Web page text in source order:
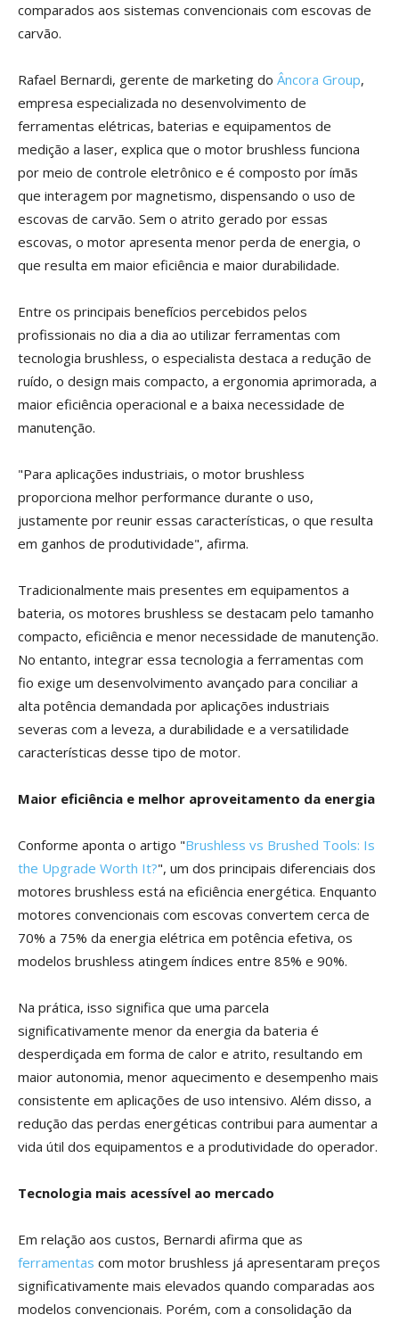
comparados aos sistemas convencionais com escovas de
carvão.
Rafael Bernardi, gerente de marketing do Âncora Group,
empresa especializada no desenvolvimento de
ferramentas elétricas, baterias e equipamentos de
medição a laser, explica que o motor brushless funciona
por meio de controle eletrônico e é composto por ímãs
que interagem por magnetismo, dispensando o uso de
escovas de carvão. Sem o atrito gerado por essas
escovas, o motor apresenta menor perda de energia, o
que resulta em maior eficiência e maior durabilidade.
Entre os principais benefícios percebidos pelos
profissionais no dia a dia ao utilizar ferramentas com
tecnologia brushless, o especialista destaca a redução de
ruído, o design mais compacto, a ergonomia aprimorada, a
maior eficiência operacional e a baixa necessidade de
manutenção.
"Para aplicações industriais, o motor brushless
proporciona melhor performance durante o uso,
justamente por reunir essas características, o que resulta
em ganhos de produtividade", afirma.
Tradicionalmente mais presentes em equipamentos a
bateria, os motores brushless se destacam pelo tamanho
compacto, eficiência e menor necessidade de manutenção.
No entanto, integrar essa tecnologia a ferramentas com
fio exige um desenvolvimento avançado para conciliar a
alta potência demandada por aplicações industriais
severas com a leveza, a durabilidade e a versatilidade
características desse tipo de motor.
Maior eficiência e melhor aproveitamento da energia
Conforme aponta o artigo "Brushless vs Brushed Tools: Is
the Upgrade Worth It?", um dos principais diferenciais dos
motores brushless está na eficiência energética. Enquanto
motores convencionais com escovas convertem cerca de
70% a 75% da energia elétrica em potência efetiva, os
modelos brushless atingem índices entre 85% e 90%.
Na prática, isso significa que uma parcela
significativamente menor da energia da bateria é
desperdiçada em forma de calor e atrito, resultando em
maior autonomia, menor aquecimento e desempenho mais
consistente em aplicações de uso intensivo. Além disso, a
redução das perdas energéticas contribui para aumentar a
vida útil dos equipamentos e a produtividade do operador.
Tecnologia mais acessível ao mercado
Em relação aos custos, Bernardi afirma que as
ferramentas com motor brushless já apresentaram preços
significativamente mais elevados quando comparadas aos
modelos convencionais. Porém, com a consolidação da